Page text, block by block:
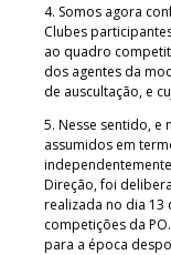
4. Somos agora
Clubes
ao quadro
dos agentes da
de auscultação, e
5. Nesse sentido,
assumidos em
Direção, foi
realizada no dia 13
competições da
para a época